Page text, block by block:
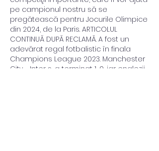
pe campionul nostru să se
pregătească pentru Jocurile Olimpice
din 2024, de la Paris. ARTICOLUL
CONTINUĂ DUPĂ RECLAMĂ. A fost un
adevărat regal fotbalistic în finala
Champions League 2023. Manchester
City - Inter s-a terminat 1-0, iar englezii